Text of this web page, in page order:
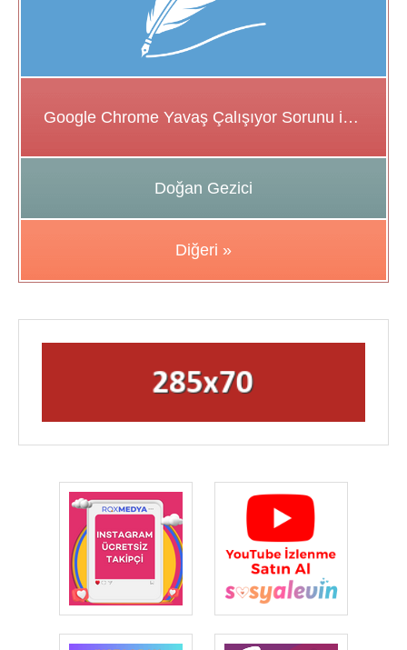
Google Chrome Yavaş Çalışıyor Sorunu için Çözüm Önerileri
Doğan Gezici
Diğeri »